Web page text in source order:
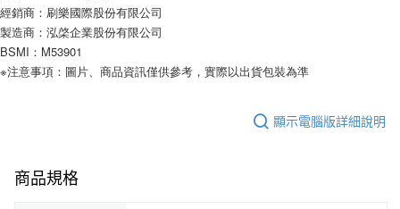
經銷商：刷樂國際股份有限公司
製造商：泓棨企業股份有限公司
BSMI：M53901
※注意事項：圖片、商品資訊僅供參考，實際以出貨包裝為準
顯示電腦版詳細說明
商品規格